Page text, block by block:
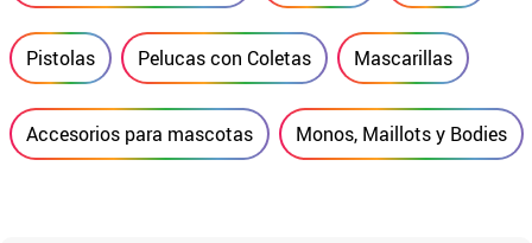
Pistolas Pelucas con Coletas Mascarillas
Accesorios para mascotas Monos, Maillots y Bodies